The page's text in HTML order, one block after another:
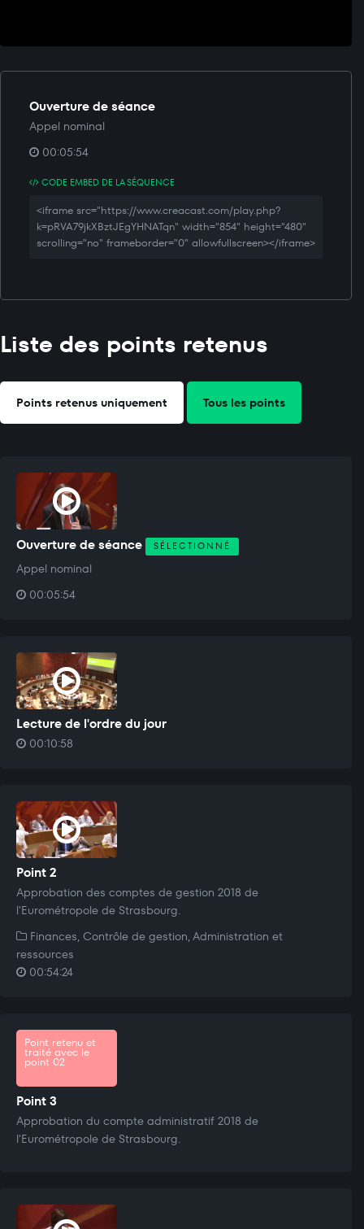
Ouverture de séance
Appel nominal
00:05:54
CODE EMBED DE LA SÉQUENCE
<iframe src="https://www.creacast.com/play.php?
k=pRVA79jkXBztJEgYHNATqn" width="854" height="480"
scrolling="no" frameborder="0" allowfullscreen></iframe>
Liste des points retenus
Points retenus uniquement Tous les points
Ouverture de séance SÉLECTIONNÉ
Appel nominal
00:05:54
Lecture de l'ordre du jour
00:10:58
Point 2
Approbation des comptes de gestion 2018 de
l'Eurométropole de Strasbourg.
Finances, Contrôle de gestion, Administration et
ressources
00:54:24
Point retenu et
traité avec le
point 02
Point 3
Approbation du compte administratif 2018 de
l'Eurométropole de Strasbourg.